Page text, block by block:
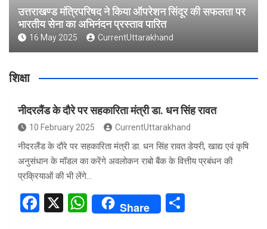
उत्तराखण्ड मंत्रिपरिषद ने किया ऑपरेशन सिंदूर की सफलता पर
भारतीय सेना का अभिनंदन प्रस्ताव पारित
16 May 2025 CurrentUttarakhand
शिक्षा
नीदरलैंड के दौरे पर सहकारिता मंत्री डा. धन सिंह रावत
10 February 2025 CurrentUttarakhand
नीदरलैंड के दौरे पर सहकारिता मंत्री डा. धन सिंह रावत डेयरी, खाद्य एवं कृषि
अनुसंधान के मॉडल का करेंगे अवलोकन राबो बैंक के वित्तीय प्रबंधन की
प्रक्रियाओं की भी लेंगे…
F
X
W
Share